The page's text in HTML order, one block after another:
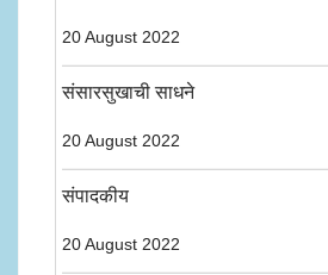
20 August 2022
संसारसुखाची साधने
20 August 2022
संपादकीय
20 August 2022